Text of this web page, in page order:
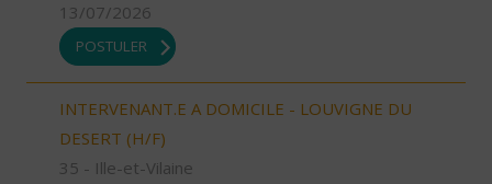
13/07/2026
POSTULER
INTERVENANT.E A DOMICILE - LOUVIGNE DU
DESERT (H/F)
35 - Ille-et-Vilaine